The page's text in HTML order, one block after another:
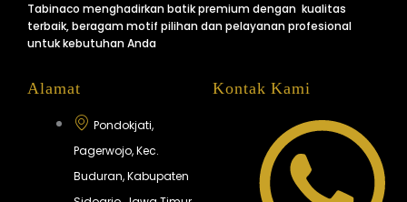
Tabinaco menghadirkan batik premium dengan kualitas
terbaik, beragam motif pilihan dan pelayanan profesional
untuk kebutuhan Anda
Alamat
Pondokjati,
Pagerwojo, Kec.
Buduran, Kabupaten
Kontak Kami